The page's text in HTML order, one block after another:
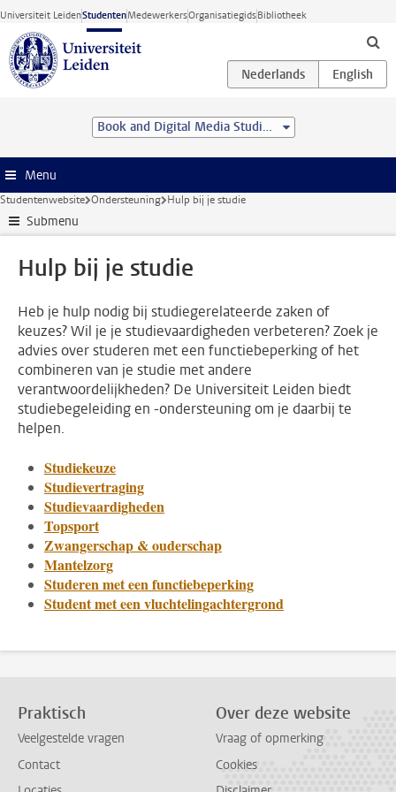
Ga direct naar de inhoud
Universiteit LeidenStudentenMedewerkersOrganisatiegidsBibliotheek
Book and Digital Media Studies (MA)
Menu
Studentenwebsite Ondersteuning Hulp bij je studie
Submenu
Hulp bij je studie
Heb je hulp nodig bij studiegerelateerde zaken of
keuzes? Wil je je studievaardigheden verbeteren? Zoek je
advies over studeren met een functiebeperking of het
combineren van je studie met andere
verantwoordelijkheden? De Universiteit Leiden biedt
studiebegeleiding en -ondersteuning om je daarbij te
helpen.
Studiekeuze
Studievertraging
Studievaardigheden
Topsport
Zwangerschap & ouderschap
Mantelzorg
Studeren met een functiebeperking
Student met een vluchtelingachtergrond
Praktisch
Veelgestelde vragen
Contact
Over deze website
Vraag of opmerking
Cookies